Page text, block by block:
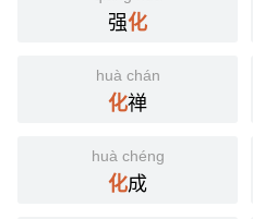
强化
huà chán
化禅
huà chéng
化成